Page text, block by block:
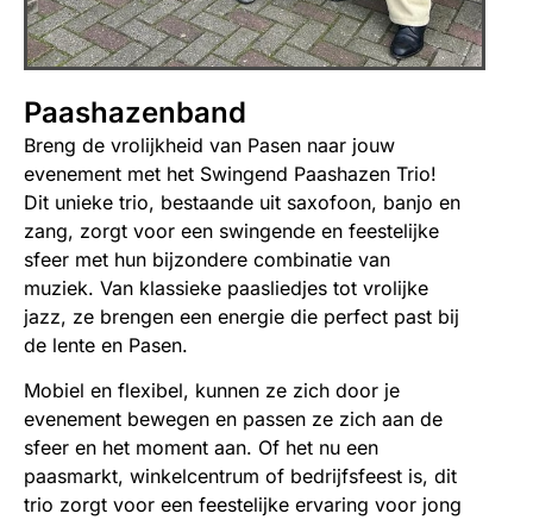
Paashazenband
Breng de vrolijkheid van Pasen naar jouw
evenement met het Swingend Paashazen Trio!
Dit unieke trio, bestaande uit saxofoon, banjo en
zang, zorgt voor een swingende en feestelijke
sfeer met hun bijzondere combinatie van
muziek. Van klassieke paasliedjes tot vrolijke
jazz, ze brengen een energie die perfect past bij
de lente en Pasen.
Mobiel en flexibel, kunnen ze zich door je
evenement bewegen en passen ze zich aan de
sfeer en het moment aan. Of het nu een
paasmarkt, winkelcentrum of bedrijfsfeest is, dit
trio zorgt voor een feestelijke ervaring voor jong